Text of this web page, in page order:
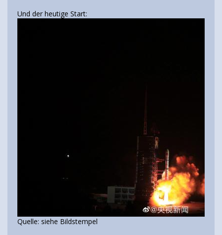
Und der heutige Start:
Quelle: siehe Bildstempel